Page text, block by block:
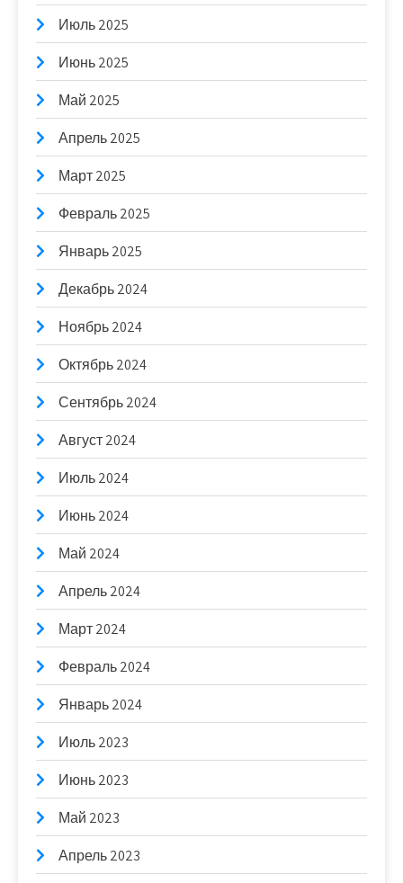
Июль 2025
Июнь 2025
Май 2025
Апрель 2025
Март 2025
Февраль 2025
Январь 2025
Декабрь 2024
Ноябрь 2024
Октябрь 2024
Сентябрь 2024
Август 2024
Июль 2024
Июнь 2024
Май 2024
Апрель 2024
Март 2024
Февраль 2024
Январь 2024
Июль 2023
Июнь 2023
Май 2023
Апрель 2023